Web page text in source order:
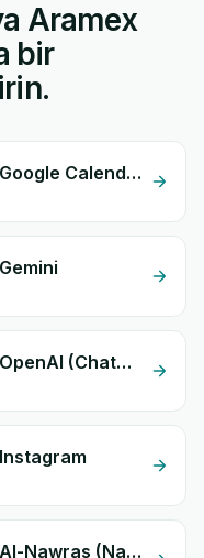
Aramex
bir
WooCommerce + Google Calendar
WooCommerce + OpenAI (ChatGPT)
WooCommerce + Al-Nawras (Nawris)